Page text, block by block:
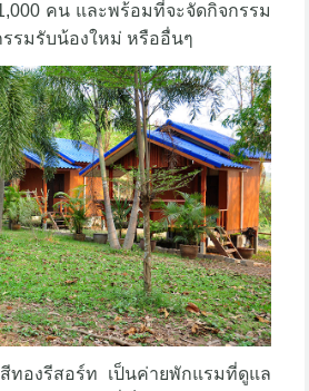
คน และพร้อมที่จะจัดกิจกรรม
รมรับน้องใหม่ หรืออื่นๆ
งรีสอร์ท เป็นค่ายพักแรมที่ดูแล